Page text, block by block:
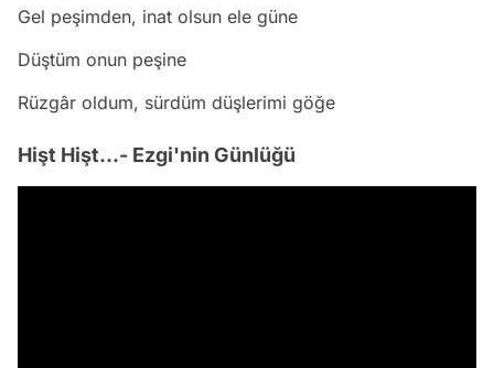
Gel peşimden, inat olsun ele güne
Düştüm onun peşine
Rüzgâr oldum, sürdüm düşlerimi göğe
Hişt Hişt...- Ezgi'nin Günlüğü